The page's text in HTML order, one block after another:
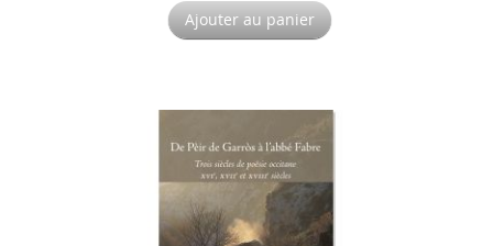
Ajouter au panier